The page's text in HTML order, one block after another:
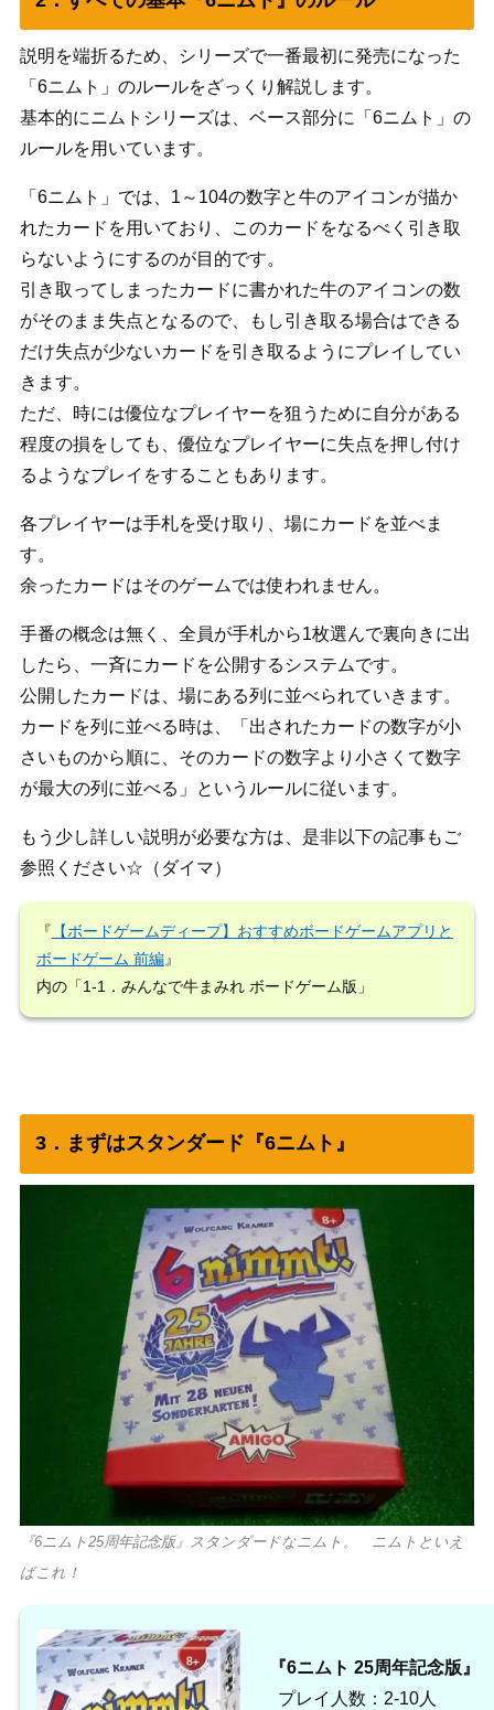
説明を端折るため、シリーズで一番最初に発売になった
「6ニムト」のルールをざっくり解説します。
基本的にニムトシリーズは、ベース部分に「6ニムト」の
ルールを用いています。
「6ニムト」では、1～104の数字と牛のアイコンが描か
れたカードを用いており、このカードをなるべく引き取
らないようにするのが目的です。
引き取ってしまったカードに書かれた牛のアイコンの数
がそのまま失点となるので、もし引き取る場合はできる
だけ失点が少ないカードを引き取るようにプレイしてい
きます。
ただ、時には優位なプレイヤーを狙うために自分がある
程度の損をしても、優位なプレイヤーに失点を押し付け
るようなプレイをすることもあります。
各プレイヤーは手札を受け取り、場にカードを並べま
す。
余ったカードはそのゲームでは使われません。
手番の概念は無く、全員が手札から1枚選んで裏向きに出
したら、一斉にカードを公開するシステムです。
公開したカードは、場にある列に並べられていきます。
カードを列に並べる時は、「出されたカードの数字が小
さいものから順に、そのカードの数字より小さくて数字
が最大の列に並べる」というルールに従います。
もう少し詳しい説明が必要な方は、是非以下の記事もご
参照ください☆（ダイマ）
『 【ボードゲームディープ】おすすめボードゲームアプリと
ボードゲーム 前編』
内の「1-1．みんなで牛まみれ ボードゲーム版」
3．まずはスタンダード『6ニムト』
『6ニムト25周年記念版』スタンダードなニムト。 ニムトといえ
ばこれ！
『6ニムト 25周年記念版』
プレイ人数：2-10人